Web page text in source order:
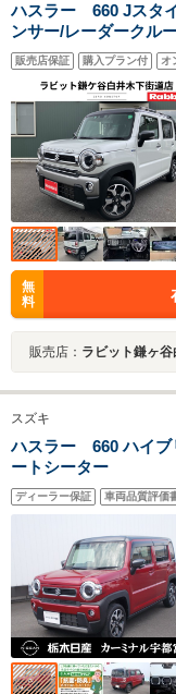
ハスラー 660 Jスタ
ンサー/レーダークル
ジタルインナーミラ
販売店保証 購入プラン付 オ
無
料
販売店： ラビット鎌ヶ
スズキ
ハスラー 660 ハイ
ートシーター
ディーラー保証 車両品質評価